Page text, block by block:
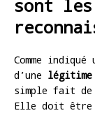
sont
Comme
d’une légitime
simple fait de
Elle doit être